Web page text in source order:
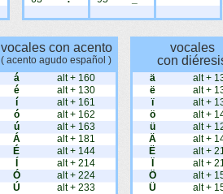
vocales con acento
( acento agudo español )
á
alt + 160
é
alt + 130
í
alt + 161
ó
alt + 162
ú
alt + 163
Á
alt + 181
É
alt + 144
alt + 214
Ó
alt + 224
Ú
alt + 233
vocales
con
ä
alt +
ë
alt +
ï
alt +
ö
alt +
ü
alt +
Ä
alt +
Ë
alt +
alt +
Ö
alt +
Ü
alt +